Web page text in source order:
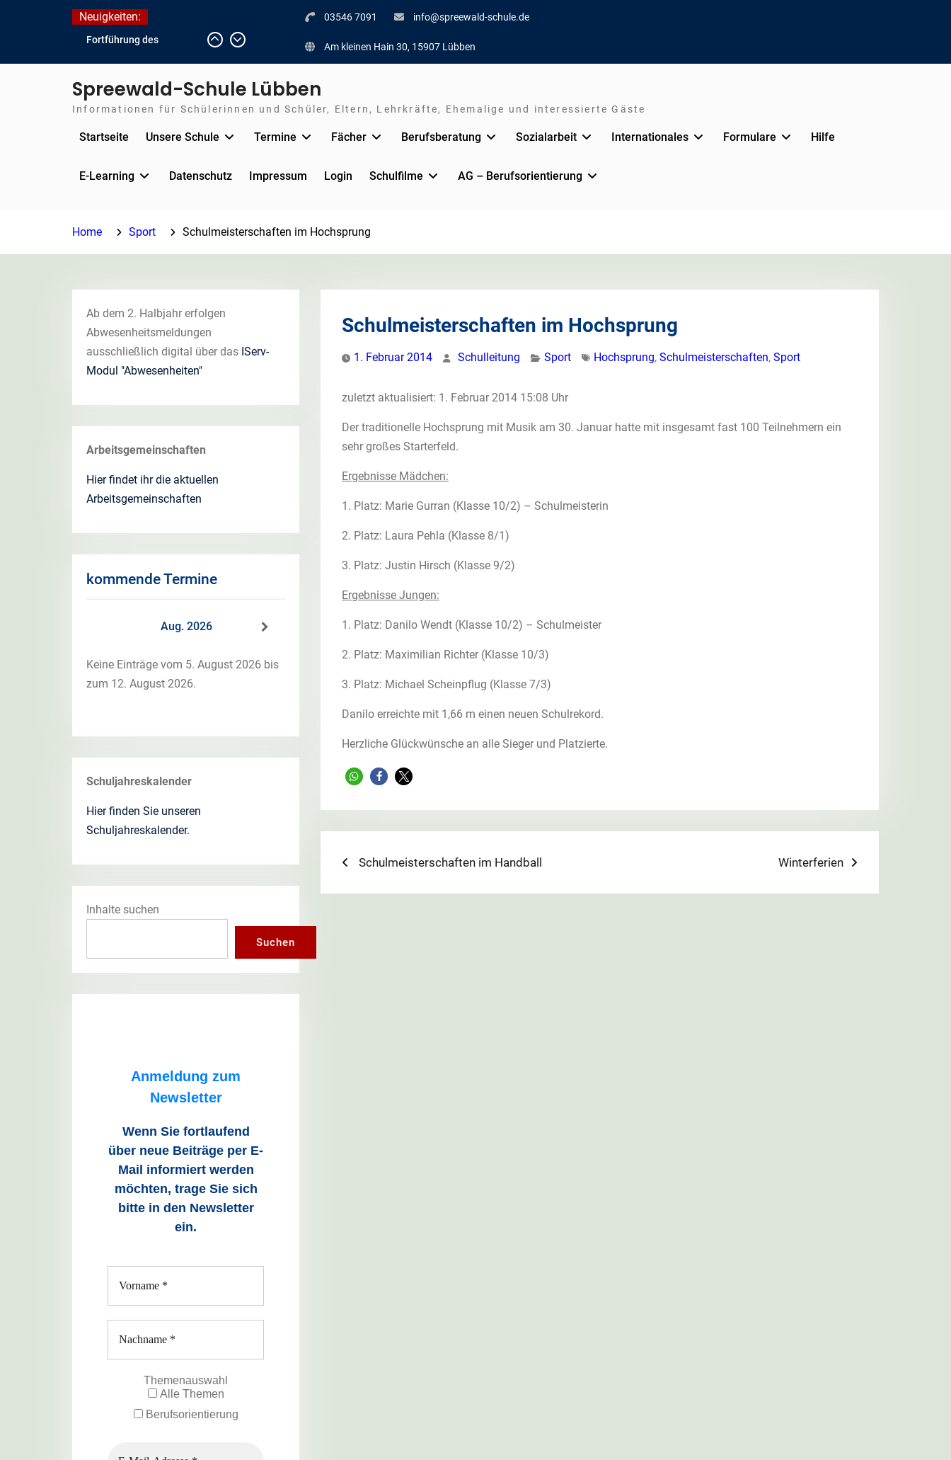
Neuigkeiten:
Fortführung des
Temperaturen (22.06. bis
voraussichtlich zum
Journalismus hautnah
Lübbener Insellauf 2026
03546 7091 info@spreewald-schule.de
Am kleinen Hain 30, 15907 Lübben
Spreewald-Schule Lübben
Informationen für Schülerinnen und Schüler, Eltern, Lehrkräfte, Ehemalige und interessierte Gäste
Startseite Unsere Schule Termine Fächer Berufsberatung Sozialarbeit Internationales Formulare Hilfe
E-Learning Datenschutz Impressum Login Schulfilme AG – Berufsorientierung
Home Sport Schulmeisterschaften im Hochsprung
Schulmeisterschaften im Hochsprung
1. Februar 2014 Schulleitung Sport Hochsprung, Schulmeisterschaften, Sport
zuletzt aktualisiert: 1. Februar 2014 15:08 Uhr
Der traditionelle Hochsprung mit Musik am 30. Januar hatte mit insgesamt fast 100 Teilnehmern ein
sehr großes Starterfeld.
Ergebnisse Mädchen:
1. Platz: Marie Gurran (Klasse 10/2) – Schulmeisterin
2. Platz: Laura Pehla (Klasse 8/1)
3. Platz: Justin Hirsch (Klasse 9/2)
Ergebnisse Jungen:
1. Platz: Danilo Wendt (Klasse 10/2) – Schulmeister
2. Platz: Maximilian Richter (Klasse 10/3)
3. Platz: Michael Scheinpflug (Klasse 7/3)
Danilo erreichte mit 1,66 m einen neuen Schulrekord.
Herzliche Glückwünsche an alle Sieger und Platzierte.
Beitragsnavigation
Previous
Schulmeisterschaften im Handball
Next
Winterferien
Ab dem 2. Halbjahr erfolgen
Abwesenheitsmeldungen
ausschließlich digital über das IServ-
Modul "Abwesenheiten"
Arbeitsgemeinschaften
Hier findet ihr die aktuellen
Arbeitsgemeinschaften
kommende Termine
Aug. 2026
Keine Einträge vom 5. August 2026 bis
zum 12. August 2026.
Schuljahreskalender
Hier finden Sie unseren
Schuljahreskalender.
Inhalte suchen
Suchen
Anmeldung zum
Newsletter
Wenn Sie fortlaufend
über neue Beiträge per E-
Mail informiert werden
möchten, trage Sie sich
bitte in den Newsletter
ein.
Themenauswahl
Alle Themen
Berufsorientierung